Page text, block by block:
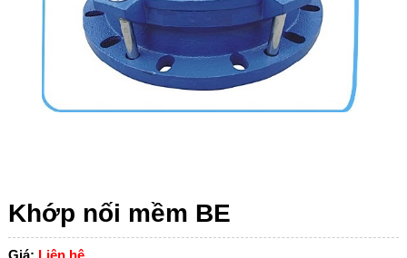
Khớp nối mềm BE
Giá: Liên hệ